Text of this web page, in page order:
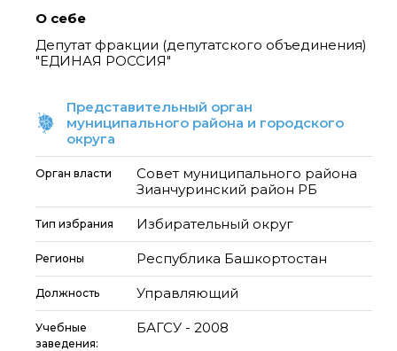
О себе
Депутат фракции (депутатского объединения)
"ЕДИНАЯ РОССИЯ"
Представительный орган
муниципального района и городского
округа
Орган власти
Совет муниципального района
Зианчуринский район РБ
Тип избрания Избирательный округ
Регионы Республика Башкортостан
Должность Управляющий
Учебные
заведения:
БАГСУ - 2008